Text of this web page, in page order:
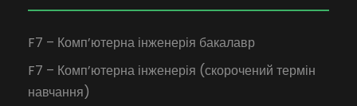
F7 – Комп’ютерна інженерія бакалавр
F7 – Комп’ютерна інженерія (скорочений термін
навчання)